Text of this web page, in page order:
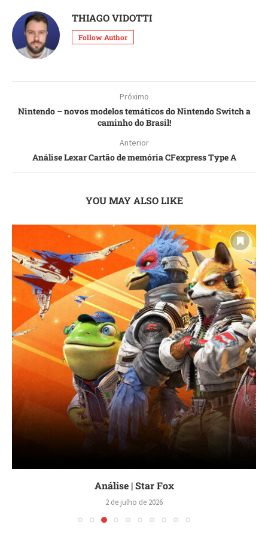
THIAGO VIDOTTI
Follow Author
Próximo
Nintendo – novos modelos temáticos do Nintendo Switch a
caminho do Brasil!
Anterior
Análise Lexar Cartão de memória CFexpress Type A
YOU MAY ALSO LIKE
Análise | Star Fox
2 de julho de 2026